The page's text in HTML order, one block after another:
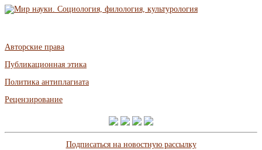
Авторские права
Публикационная этика
Политика антиплагиата
Рецензирование
Подписаться на новостную рассылку